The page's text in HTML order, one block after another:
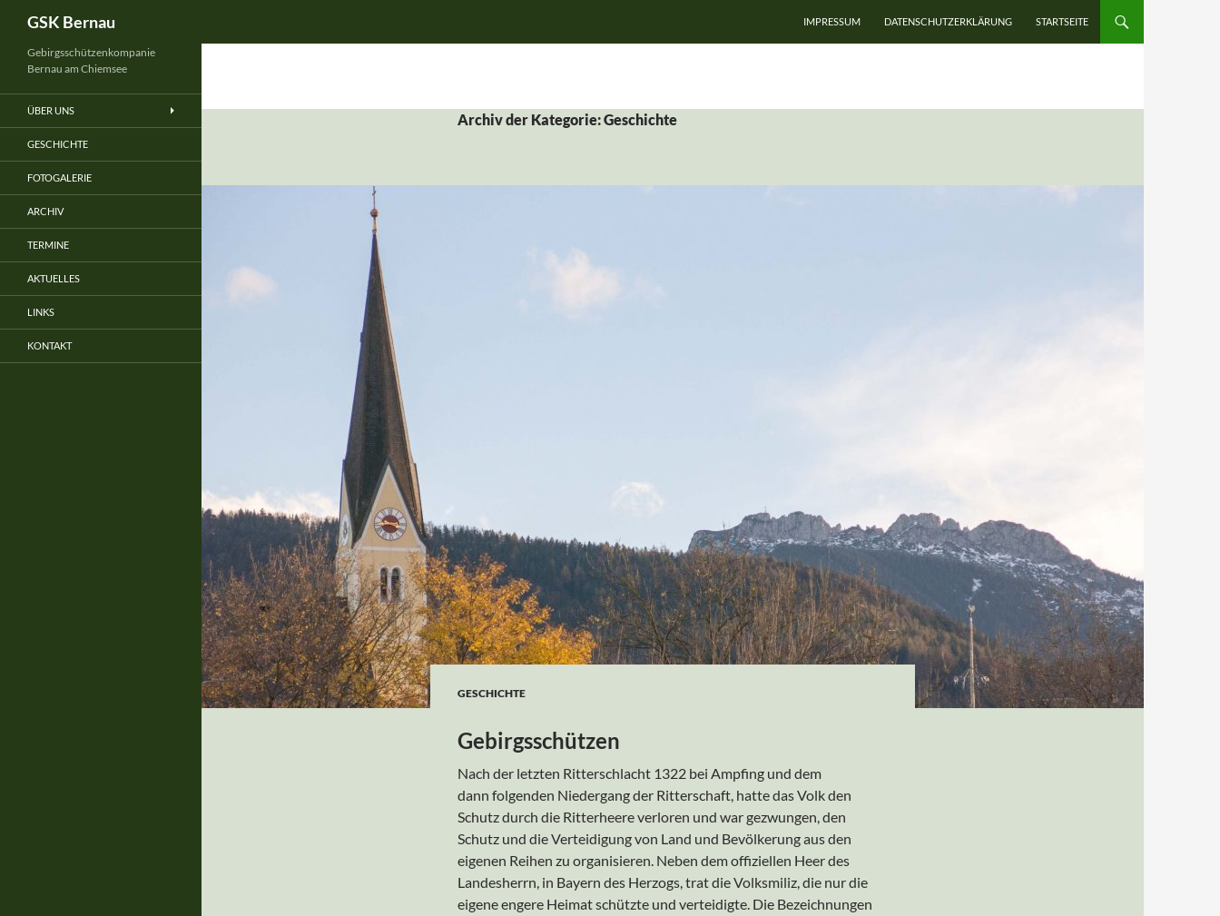
GSK Bernau
IMPRESSUM
DATENSCHUTZERKLÄRUNG STARTSEITE
Archiv der Kategorie: Geschichte
GESCHICHTE
Gebirgsschützen
Nach der letzten Ritterschlacht 1322 bei Ampfing und dem
dann folgenden Niedergang der Ritterschaft, hatte das Volk den
Schutz durch die Ritterheere verloren und war gezwungen, den
Schutz und die Verteidigung von Land und Bevölkerung aus den
eigenen Reihen zu organisieren. Neben dem offiziellen Heer des
Landesherrn, in Bayern des Herzogs, trat die Volksmiliz, die nur die
eigene engere Heimat schützte und verteidigte. Die Bezeichnungen
Gebirgsschützenkompanie
Bernau am Chiemsee
ÜBER UNS
GESCHICHTE
FOTOGALERIE
ARCHIV
TERMINE
AKTUELLES
LINKS
KONTAKT